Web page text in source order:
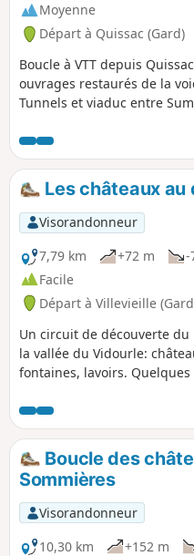
Moyenne
Départ à Quissac (Gard)
Boucle à VTT depuis
ouvrages restaurés de la
Tunnels et viaduc entre
décintrée, à l'entrée de
Les châteaux
Visorandonneur
7,79 km
+72 m -
Facile
Départ à Villevieille
Un circuit de découverte du
la vallée du Vidourle:
fontaines, lavoirs. Quelques
cette balade à tous les
Boucle des
Sommières
Visorandonneur
10,30 km
+152 m